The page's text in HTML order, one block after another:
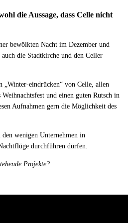
die Aussage, dass Celle nicht
bewölkten Nacht im Dezember und
die Stadtkirche und den Celler
„Winter-eindrücken“ von Celle, allen
und einen guten Rutsch in
Aufnahmen gern die Möglichkeit des
wenigen Unternehmen in
durchführen dürfen.
Projekte?